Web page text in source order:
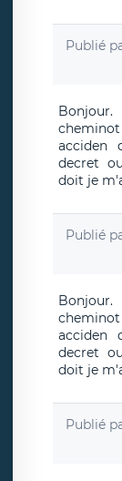
Publié
acciden
decret
doit je
Publié
acciden
decret
doit je
Publié